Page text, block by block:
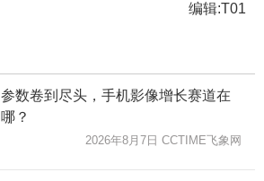
编辑:T01
参数卷到尽头，手机影像增长赛道在
哪？
2026年8月7日 CCTIME飞象网